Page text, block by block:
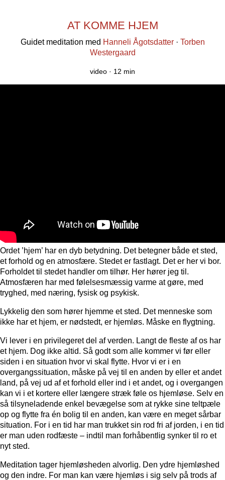
AT KOMME HJEM
Guidet meditation med Hanneli Ågotsdatter· Torben
Westergaard
video · 12 min
Ordet ’hjem’ har en dyb betydning. Det betegner både et sted,
et forhold og en atmosfære. Stedet er fastlagt. Det er her vi bor.
Forholdet til stedet handler om tilhør. Her hører jeg til.
Atmosfæren har med følelsesmæssig varme at gøre, med
tryghed, med næring, fysisk og psykisk.
Lykkelig den som hører hjemme et sted. Det menneske som
ikke har et hjem, er nødstedt, er hjemløs. Måske en flygtning.
Vi lever i en privilegeret del af verden. Langt de fleste af os har
et hjem. Dog ikke altid. Så godt som alle kommer vi før eller
siden i en situation hvor vi skal flytte. Hvor vi er i en
overgangssituation, måske på vej til en anden by eller et andet
land, på vej ud af et forhold eller ind i et andet, og i overgangen
kan vi i et kortere eller længere stræk føle os hjemløse. Selv en
så tilsyneladende enkel bevægelse som at rykke sine teltpæle
op og flytte fra én bolig til en anden, kan være en meget sårbar
situation. For i en tid har man trukket sin rod fri af jorden, i en tid
er man uden rodfæste – indtil man forhåbentlig synker til ro et
nyt sted.
Meditation tager hjemløsheden alvorlig. Den ydre hjemløshed
og den indre. For man kan være hjemløs i sig selv på trods af